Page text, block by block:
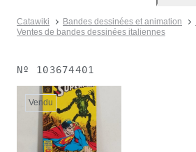
Catawiki Bandes dessinées et animation
Ventes de bandes dessinées italiennes
Nº 103674401
Vendu